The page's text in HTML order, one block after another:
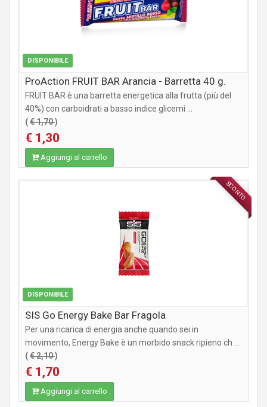
DISPONIBILE
ProAction FRUIT BAR Arancia - Barretta 40 g.
FRUIT BAR è una barretta energetica alla frutta (più del
40%) con carboidrati a basso indice glicemi ...
(€ 1,70)
€ 1,30
Aggiungi al carrello
SCONTO
DISPONIBILE
INTEGRATORI
SIS Go Energy Bake Bar Fragola
Per una ricarica di energia anche quando sei in
movimento, Energy Bake è un morbido snack ripieno ch ...
(€ 2,10)
€ 1,70
Aggiungi al carrello